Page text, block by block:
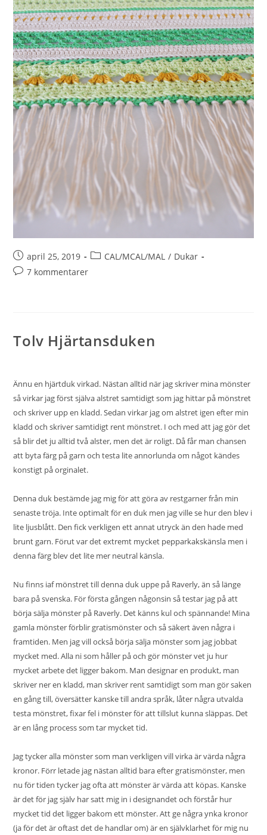
april 25, 2019 CAL/MCAL/MAL / Dukar
7 kommentarer
Tolv Hjärtansduken
Ännu en hjärtduk virkad. Nästan alltid när jag skriver mina mönster
så virkar jag först själva alstret samtidigt som jag hittar på mönstret
och skriver upp en kladd. Sedan virkar jag om alstret igen efter min
kladd och skriver samtidigt rent mönstret. I och med att jag gör det
så blir det ju alltid två alster, men det är roligt. Då får man chansen
att byta färg på garn och testa lite annorlunda om något kändes
konstigt på orginalet.
Denna duk bestämde jag mig för att göra av restgarner från min
senaste tröja. Inte optimalt för en duk men jag ville se hur den blev i
lite ljusblått. Den fick verkligen ett annat utryck än den hade med
brunt garn. Förut var det extremt mycket pepparkakskänsla men i
denna färg blev det lite mer neutral känsla.
Nu finns iaf mönstret till denna duk uppe på Raverly, än så länge
bara på svenska. För första gången någonsin så testar jag på att
börja sälja mönster på Raverly. Det känns kul och spännande! Mina
gamla mönster förblir gratismönster och så säkert även några i
framtiden. Men jag vill också börja sälja mönster som jag jobbat
mycket med. Alla ni som håller på och gör mönster vet ju hur
mycket arbete det ligger bakom. Man designar en produkt, man
skriver ner en kladd, man skriver rent samtidigt som man gör saken
en gång till, översätter kanske till andra språk, låter några utvalda
testa mönstret, fixar fel i mönster för att tillslut kunna släppas. Det
är en lång process som tar mycket tid.
Jag tycker alla mönster som man verkligen vill virka är värda några
kronor. Förr letade jag nästan alltid bara efter gratismönster, men
nu för tiden tycker jag ofta att mönster är värda att köpas. Kanske
är det för jag själv har satt mig in i designandet och förstår hur
mycket tid det ligger bakom ett mönster. Att ge några ynka kronor
(ja för det är oftast det de handlar om) är en självklarhet för mig nu